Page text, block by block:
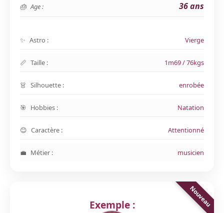
Age : 36 ans
Astro : Vierge
Taille : 1m69 / 76kgs
Silhouette : enrobée
Hobbies : Natation
Caractère : Attentionné
Métier : musicien
Exemple :